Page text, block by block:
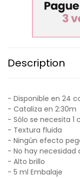
Description
- Disponible en 24
- Cataliza en 2:30m
- Sólo se necesita 1
- Textura fluida
- Ningún efecto
- No hay necesidad
- Alto brillo
- 5 ml Embalaje